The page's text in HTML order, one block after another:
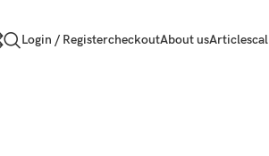
Articles
About us
checkout
Login / Register